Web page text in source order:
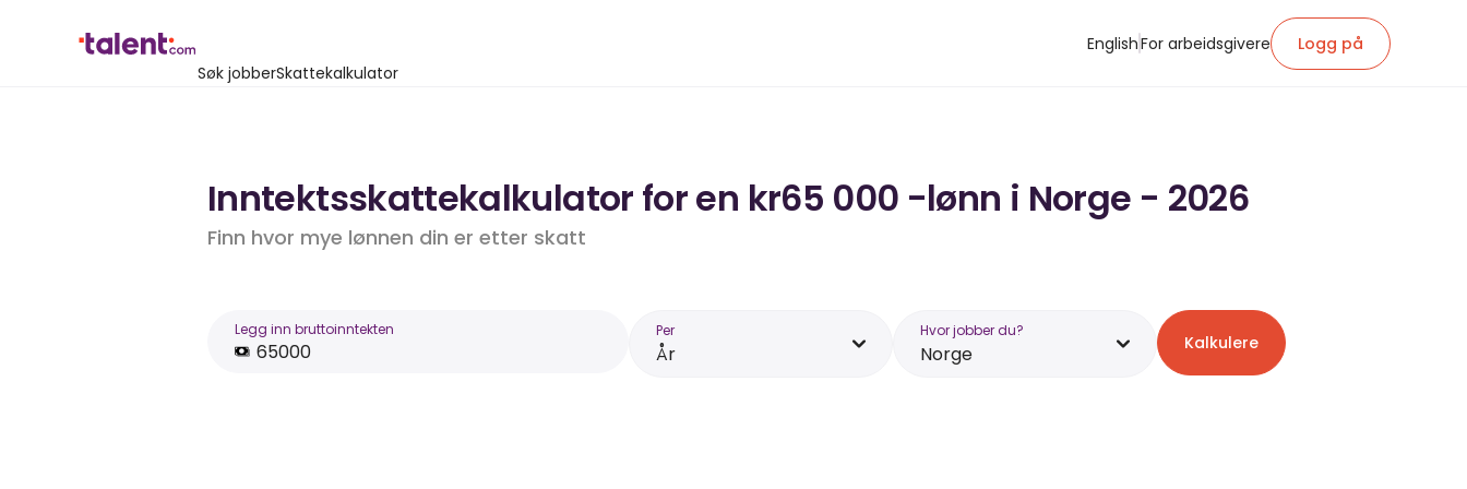
Søk jobberSkattekalkulator
EnglishFor arbeidsgivere Logg på
Inntektsskattekalkulator for en kr65 000 -lønn i Norge - 2026
Finn hvor mye lønnen din er etter skatt
Legg inn bruttoinntekten Per
År
Hvor jobber du?
Norge Kalkulere